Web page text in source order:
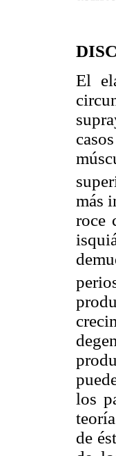
El
más
roce
los
de